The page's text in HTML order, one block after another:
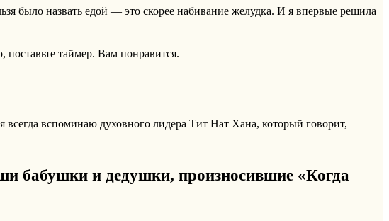
было назвать едой — это скорее набивание желудка. И я впервые решила
таймер. Вам понравится.
вспоминаю духовного лидера Тит Нат Хана, который говорит,
бабушки и дедушки, произносившие «Когда